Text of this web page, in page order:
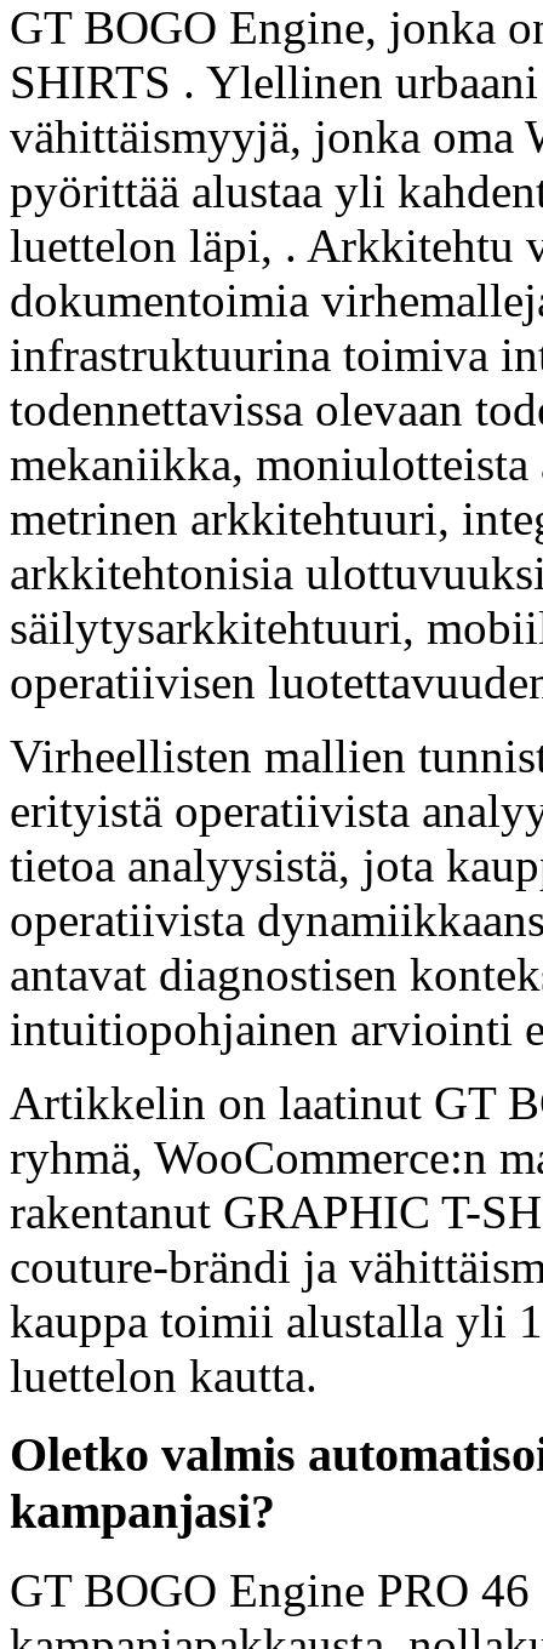
GT BOGO Engine, jonka
SHIRTS . Ylellinen
vähittäismyyjä, jonka oma
pyörittää alustaa yli
luettelon läpi, . Arkkitehtu
dokumentoimia
infrastruktuurina toimiva
todennettavissa olevaan
mekaniikka,
metrinen arkkitehtuuri,
arkkitehtonisia
säilytysarkkitehtuuri,
operatiivisen
Virheellisten mallien
erityistä operatiivista
tietoa analyysistä, jota
operatiivista
antavat diagnostisen
intuitiopohjainen arviointi
Artikkelin on laatinut GT
ryhmä, WooCommerce:n
rakentanut GRAPHIC T-
couture-brändi ja
kauppa toimii alustalla yli
luettelon kautta.
Oletko valmis
kampanjasi?
GT BOGO Engine PRO